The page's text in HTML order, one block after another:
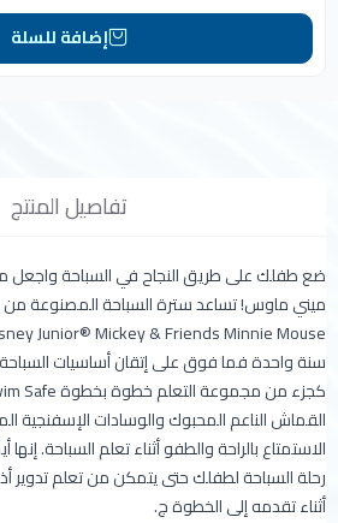
إضافة للسلة
تفاصيل المنتج
ضع طفلك على طريق النجاح في السباحة واجعل
ميني ماوس! تساعد سترة السباحة المصنوعة
سنة واحدة فما فوق على إتقان أساسيات
القماش الناعم المحبوك والوسادات الإسفنجية
الاستمتاع بالراحة والطفو أثناء تعلم السباحة. إنها
رحلة السباحة لطفلك حتى يتمكن من تعلم تدوير
أثناء تقدمه إلى الخطوة ج.